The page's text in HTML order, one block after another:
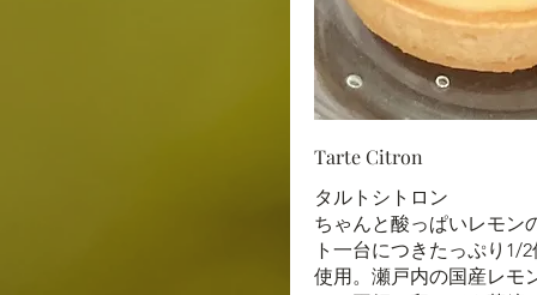
Tarte Citron
タルトシトロン
ちゃんと酸っぱいレモン
ト一台につきたっぷり1/
使用。瀬戸内の国産レモ